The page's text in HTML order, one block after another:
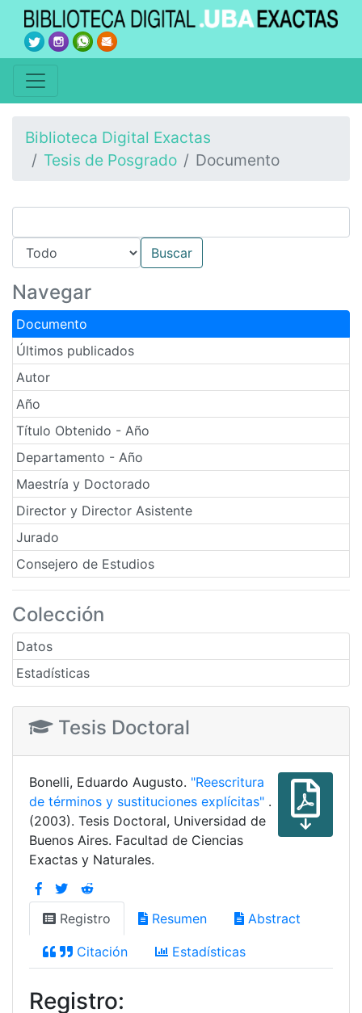
Biblioteca Digital Exactas
Tesis de Posgrado
Documento
Navegar
Documento
Últimos publicados
Autor
Año
Título Obtenido - Año
Departamento - Año
Maestría y Doctorado
Director y Director Asistente
Jurado
Consejero de Estudios
Colección
Datos
Estadísticas
Tesis Doctoral
Bonelli, Eduardo Augusto. "Reescritura
de términos y sustituciones explícitas" .
(2003). Tesis Doctoral, Universidad de
Buenos Aires. Facultad de Ciencias
Exactas y Naturales.
Registro Resumen Abstract
Citación Estadísticas
Registro: